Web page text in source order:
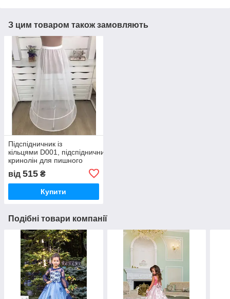
З цим товаром також замовляють
Підспідничник із
кільцями D001, підспідничник
кринолін для пишного
від 515 ₴
Купити
Подібні товари компанії